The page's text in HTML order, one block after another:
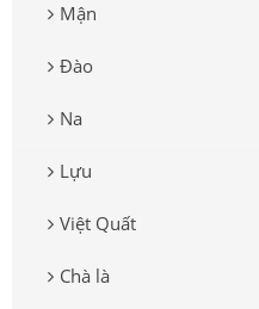
Mận
Đào
Na
Lựu
Việt Quất
Chà là